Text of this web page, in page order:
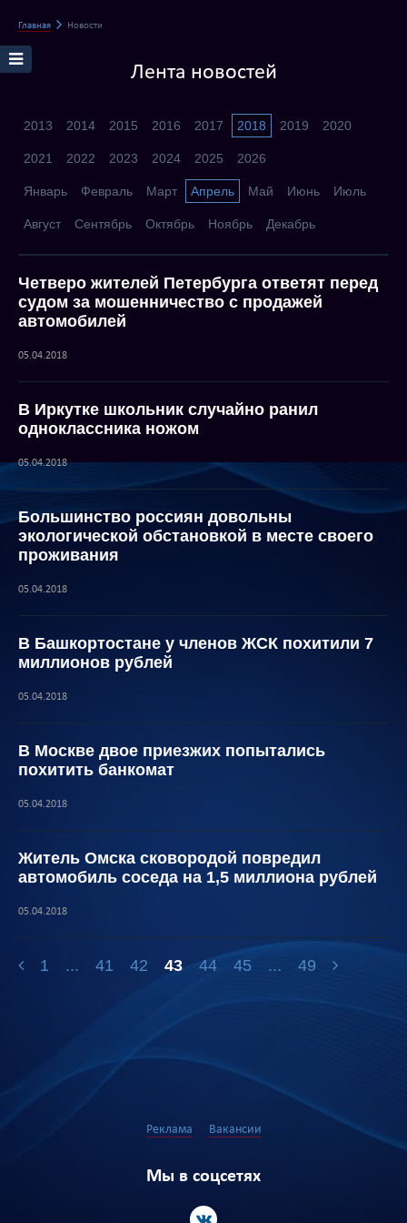
Главная Новости
Лента новостей
2013 2014 2015 2016 2017 2018 2019 2020
2021 2022 2023 2024 2025 2026
Январь Февраль Март Апрель Май Июнь Июль
Август Сентябрь Октябрь Ноябрь Декабрь
Четверо жителей Петербурга ответят перед
судом за мошенничество с продажей
автомобилей
05.04.2018
В Иркутке школьник случайно ранил
одноклассника ножом
05.04.2018
Большинство россиян довольны
экологической обстановкой в месте своего
проживания
05.04.2018
В Башкортостане у членов ЖСК похитили 7
миллионов рублей
05.04.2018
В Москве двое приезжих попытались
похитить банкомат
05.04.2018
Житель Омска сковородой повредил
автомобиль соседа на 1,5 миллиона рублей
05.04.2018
1 ... 41 42 43 44 45 ... 49
Реклама Вакансии
Мы в соцсетях